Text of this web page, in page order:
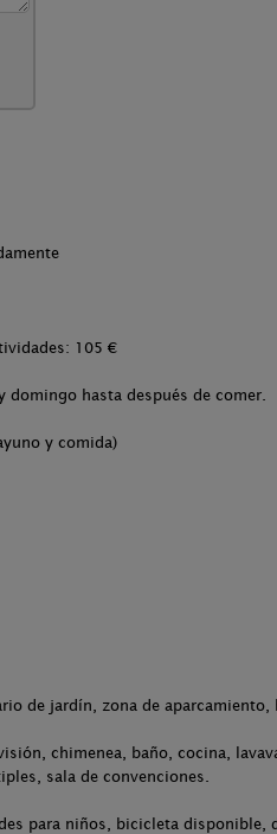
105 €
domingo hasta después de comer.
y comida)
de jardín, zona de aparcamiento,
chimenea, baño, cocina,
sala de convenciones.
para niños, bicicleta disponible,